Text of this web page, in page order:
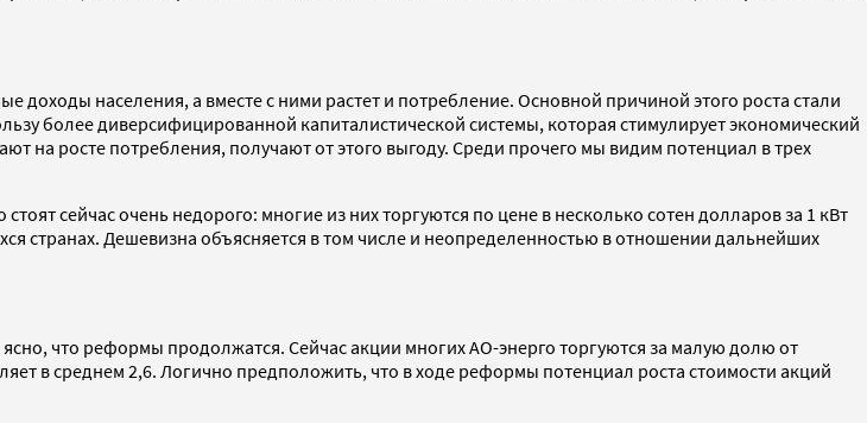
доходы населения, а вместе с ними растет и потребление. Основной причиной этого роста стали
более диверсифицированной капиталистической системы, которая стимулирует экономический
на росте потребления, получают от этого выгоду. Среди прочего мы видим потенциал в трех
сейчас очень недорого: многие из них торгуются по цене в несколько сотен долларов за 1 кВт
странах. Дешевизна объясняется в том числе и неопределенностью в отношении дальнейших
что реформы продолжатся. Сейчас акции многих АО-энерго торгуются за малую долю от
в среднем 2,6. Логично предположить, что в ходе реформы потенциал роста стоимости акций